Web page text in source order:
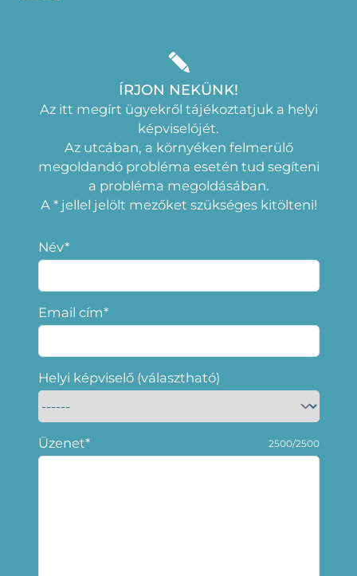
ÍRJON NEKÜNK!
Az itt megírt ügyekről tájékoztatjuk a helyi
képviselójét.
Az utcában, a környéken felmerülő
megoldandó probléma esetén tud segíteni
a probléma megoldásában.
A * jellel jelölt mezőket szükséges kitölteni!
Név*
Email cím*
Helyi képviselő (választható)
Üzenet* 2500/2500